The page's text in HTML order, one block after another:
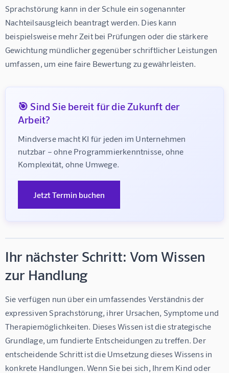
Sprachstörung kann in der Schule ein sogenannter
Nachteilsausgleich beantragt werden. Dies kann
beispielsweise mehr Zeit bei Prüfungen oder die stärkere
Gewichtung mündlicher gegenüber schriftlicher Leistungen
umfassen, um eine faire Bewertung zu gewährleisten.
🎯 Sind Sie bereit für die Zukunft der
Arbeit?
Mindverse macht KI für jeden im Unternehmen
nutzbar – ohne Programmierkenntnisse, ohne
Komplexität, ohne Umwege.
Jetzt Termin buchen
Ihr nächster Schritt: Vom Wissen
zur Handlung
Sie verfügen nun über ein umfassendes Verständnis der
expressiven Sprachstörung, ihrer Ursachen, Symptome und
Therapiemöglichkeiten. Dieses Wissen ist die strategische
Grundlage, um fundierte Entscheidungen zu treffen. Der
entscheidende Schritt ist die Umsetzung dieses Wissens in
konkrete Handlungen. Wenn Sie bei sich, Ihrem Kind oder